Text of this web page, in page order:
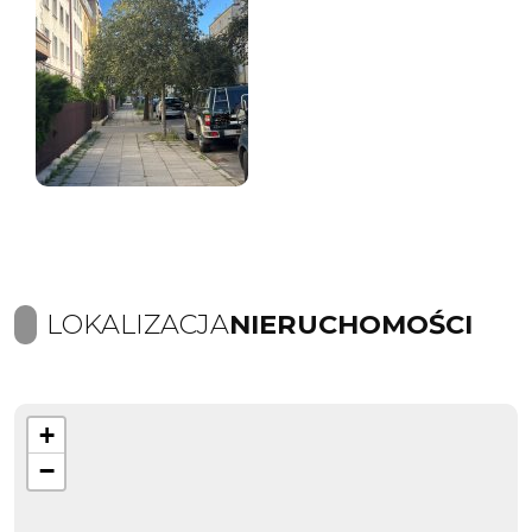
LOKALIZACJANIERUCHOMOŚCI
+
−